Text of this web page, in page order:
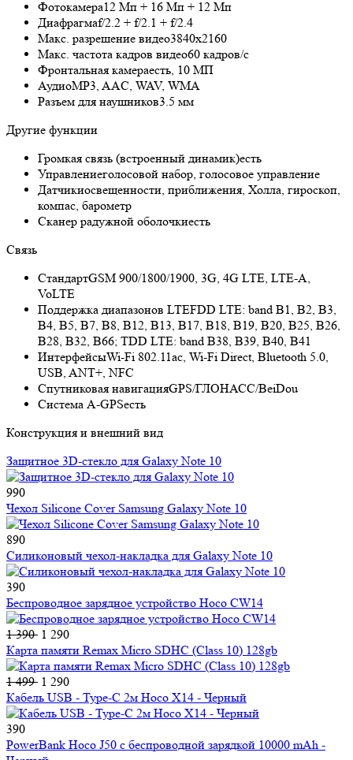
Фотокамера12 Мп + 16 Мп + 12 Мп
Диафрагмаf/2.2 + f/2.1 + f/2.4
Макс. разрешение видео3840x2160
Макс. частота кадров видео60 кадров/с
Фронтальная камераесть, 10 МП
АудиоMP3, AAC, WAV, WMA
Разъем для наушников3.5 мм
Другие функции
Громкая связь (встроенный динамик)есть
Управлениеголосовой набор, голосовое управление
Датчикиосвещенности, приближения, Холла, гироскоп,
компас, барометр
Сканер радужной оболочкиесть
Связь
СтандартGSM 900/1800/1900, 3G, 4G LTE, LTE-A,
VoLTE
Поддержка диапазонов LTEFDD LTE: band B1, B2, B3,
B4, B5, B7, B8, B12, B13, B17, B18, B19, B20, B25, B26,
B28, B32, B66; TDD LTE: band B38, B39, B40, B41
ИнтерфейсыWi-Fi 802.11ac, Wi-Fi Direct, Bluetooth 5.0,
USB, ANT+, NFC
Спутниковая навигацияGPS/ГЛОНАСС/BeiDou
Cистема A-GPSесть
Конструкция и внешний вид
Защитное 3D-стекло для Galaxy Note 10
990
Чехол Silicone Cover Samsung Galaxy Note 10
890
Силиконовый чехол-накладка для Galaxy Note 10
390
Беспроводное зарядное устройство Hoco CW14
1 390 1 290
Карта памяти Remax Micro SDHC (Class 10) 128gb
1 499 1 290
Кабель USB - Type-C 2м Hoco X14 - Черный
390
PowerBank Hoco J50 с беспроводной зарядкой 10000 mAh -